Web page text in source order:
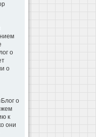
о
о
о
к
они